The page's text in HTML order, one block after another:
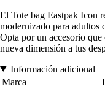
El Tote bag Eastpak Icon
modernizado para adultos
Opta por un accesorio
nueva dimensión a tus
Información adicional
Marca